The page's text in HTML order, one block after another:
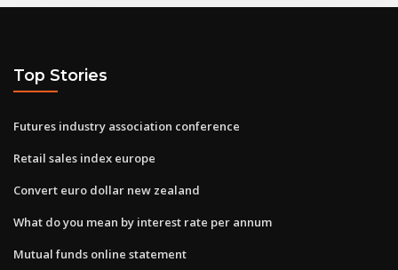
Top Stories
Futures industry association conference
Retail sales index europe
Convert euro dollar new zealand
What do you mean by interest rate per annum
Mutual funds online statement